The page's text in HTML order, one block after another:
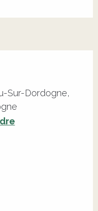
Sur-Dordogne,